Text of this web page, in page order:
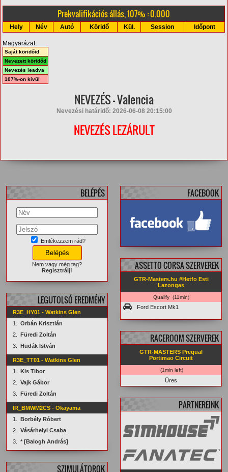
Prekvalifikációs állás, 107% : 0.000
Hely Név Autó Köridő Kül. Session Időpont
Magyarázat:
Saját köridőid
Nevezett köridőd
Nevezés leadva
107%-on kívűl
NEVEZÉS - Valencia
Nevezési határidő: 2026-06-08 20:15:00
NEVEZÉS LEZÁRULT
BELÉPÉS
Emlékezzem rád?
Nem vagy még tag?
Regisztrálj!
LEGUTOLSÓ EREDMÉNY
R3E_HY01 - Watkins Glen
1. Orbán Krisztián
2. Füredi Zoltán
3. Hudák István
R3E_TT01 - Watkins Glen
1. Kis Tibor
2. Vajk Gábor
3. Füredi Zoltán
IR_BMWM2CS - Okayama
1. Borbély Róbert
2. Vásárhelyi Csaba
3. * [Balogh András]
SZIMULÁTOROK
FACEBOOK
ASSETTO CORSA SZERVEREK
GTR-Masters.hu #Hetfo Esti
Lazongas
Qualify (11min)
Ford Escort Mk1
RACEROOM SZERVEREK
GTR-MASTERS Prequal
Portimao Circuit
(1min left)
Üres
PARTNEREINK